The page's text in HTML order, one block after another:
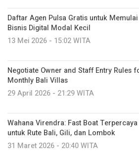
Daftar Agen Pulsa Gratis untuk Memulai
Bisnis Digital Modal Kecil
13 Mei 2026 - 15:02 WITA
Negotiate Owner and Staff Entry Rules
Monthly Bali Villas
29 April 2026 - 21:29 WITA
Wahana Virendra: Fast Boat Terpercaya
untuk Rute Bali, Gili, dan Lombok
31 Maret 2026 - 20:40 WITA